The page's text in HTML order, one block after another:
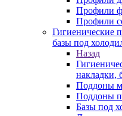
Профили
Профили
Гигиенические
базы под
Назад
накладки,
Поддоны
Поддоны
Базы под